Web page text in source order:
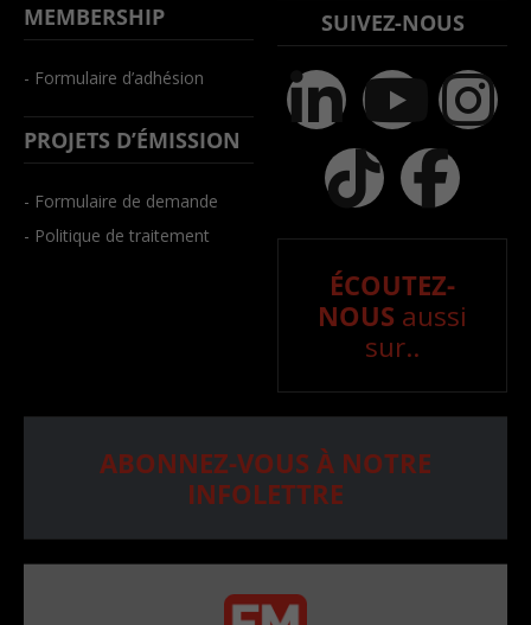
MEMBERSHIP
- Formulaire d’adhésion
PROJETS D’ÉMISSION
- Formulaire de demande
- Politique de traitement
SUIVEZ-NOUS
ÉCOUTEZ-
NOUS aussi
sur..
ABONNEZ-VOUS À NOTRE
INFOLETTRE